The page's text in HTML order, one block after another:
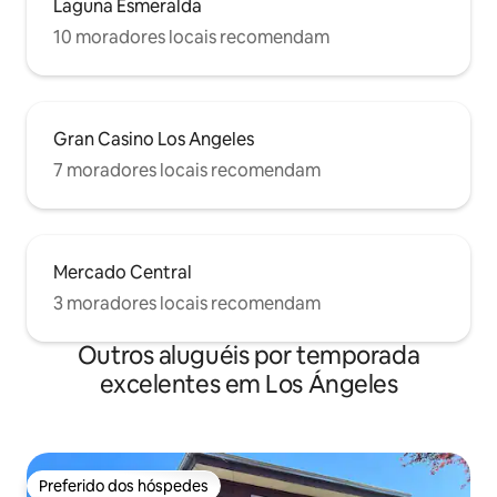
Laguna Esmeralda
10 moradores locais recomendam
Gran Casino Los Angeles
7 moradores locais recomendam
Mercado Central
3 moradores locais recomendam
Outros aluguéis por temporada
excelentes em Los Ángeles
Preferido dos hóspedes